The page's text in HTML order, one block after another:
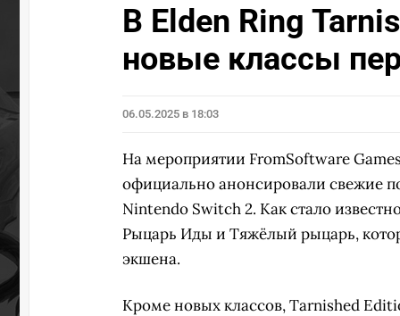
В Elden Ring
новые классы
06.05.2025 в 18:03
На мероприятии FromSoftware
официально анонсировали свежие
Nintendo Switch 2. Как стало
Рыцарь Иды и Тяжёлый рыцарь,
экшена.
Кроме новых классов, Tarnished